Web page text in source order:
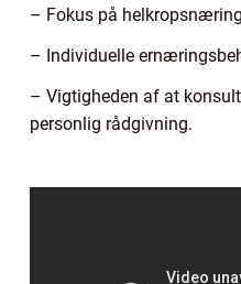
– Fokus på
– Individuelle
– Vigtigheden af at
personlig rådgivning.